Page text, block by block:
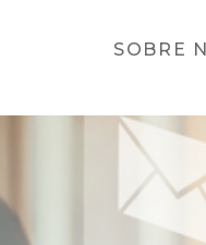
SOBRE